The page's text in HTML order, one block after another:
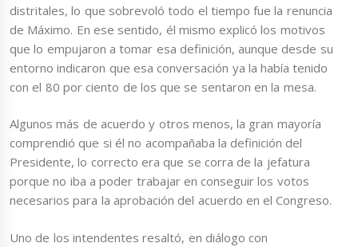
distritales, lo que sobrevoló todo el tiempo fue la renuncia
de Máximo. En ese sentido, él mismo explicó los motivos
que lo empujaron a tomar esa definición, aunque desde su
entorno indicaron que esa conversación ya la había tenido
con el 80 por ciento de los que se sentaron en la mesa.
Algunos más de acuerdo y otros menos, la gran mayoría
comprendió que si él no acompañaba la definición del
Presidente, lo correcto era que se corra de la jefatura
porque no iba a poder trabajar en conseguir los votos
necesarios para la aprobación del acuerdo en el Congreso.
Uno de los intendentes resaltó, en diálogo con